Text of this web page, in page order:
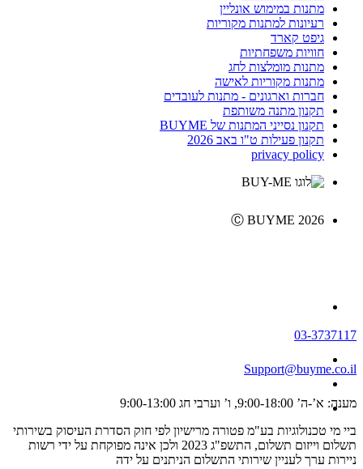
מתנות במימוש אונליין
רעיונות למתנות מקוריות
גיפט קארד
חוויות משפחתיות
מתנות מומלצות לחג
מתנות מקוריות לאישה
חברות וארגונים - מתנות לעובדים
תקנון מתנה משותפת
תקנון נסייני המתנות של BUYME
תקנון פעילות ט"ו באב 2026
privacy policy
Ⓒ BUYME 2026
03-3737117
Support@buyme.co.il
מענה: א’-ה’ 9:00-18:00, ו’ וערבי חג 9:00-13:00
ביי מי טכנולוגיות בע"מ פטורה מרישיון לפי חוק הסדרת העיסוק בשירותי
תשלום וייזום תשלום, התשפ"ג 2023 ולכן אינה מפוקחת על ידי רשות
ניירות ערך לעניין שירותי התשלום הניתנים על ידה